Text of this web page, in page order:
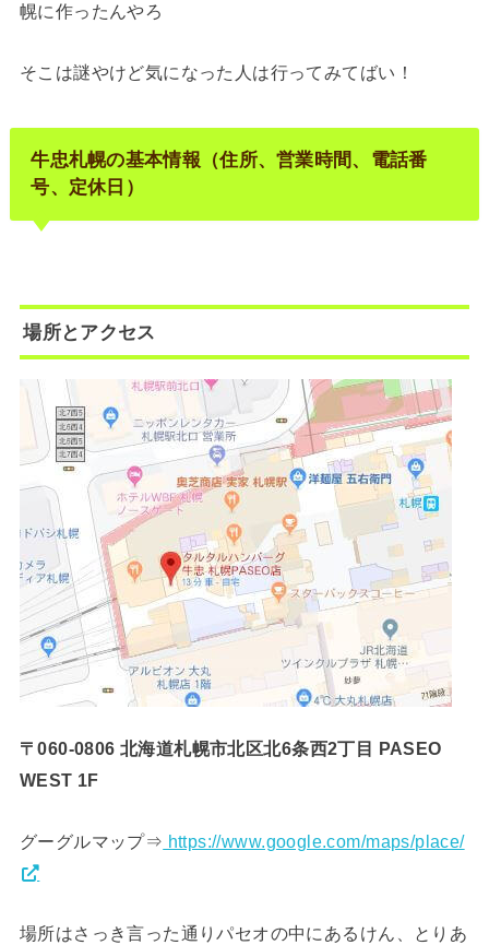
幌に作ったんやろ
そこは謎やけど気になった人は行ってみてばい！
牛忠札幌の基本情報（住所、営業時間、電話番
号、定休日）
場所とアクセス
〒060-0806 北海道札幌市北区北6条西2丁目 PASEO
WEST 1F
グーグルマップ⇒ https://www.google.com/maps/place/
場所はさっき言った通りパセオの中にあるけん、とりあ